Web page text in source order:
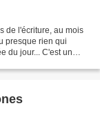
de l'écriture, au mois
presque rien qui
du jour... C'est un